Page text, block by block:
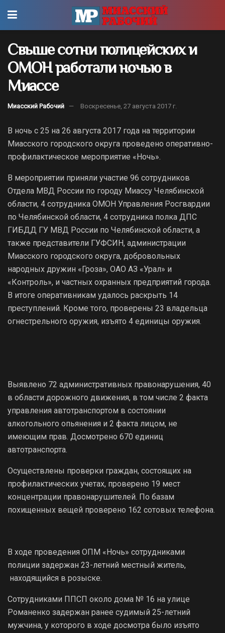
Свыше сотни полицейских и
ОМОН работали ночью в
Миассе
Миасский Рабочий Воскресенье, 27 августа 2017 г.
В ночь с 25 на 26 августа 2017 года на территории
Миасского городского округа проведено оперативно-
профилактическое мероприятие «Ночь».
В мероприятии приняли участие 96 сотрудников
Отдела МВД России по городу Миассу Челябинской
области, 4 сотрудника ОМОН Управления Росгвардии
по Челябинской области, 4 сотрудника полка ДПС
ГИБДД ГУ МВД России по Челябинской области, а
также представители ГУФСИН, администрации
Миасского городского округа, добровольных
народных дружин «Гроза», ОАО АЗ «Урал» и
«Контроль», и частных охранных предприятий города.
В итоге оперативникам удалось раскрыть 14
преступлений. Кроме того, проверены 23 владельца
огнестрельного оружия, изъято 4 единицы оружия.
Выявлено 72 административных правонарушения, 40
в области дорожного движения, в том числе 2 факта
управления автотранспортом в состоянии
алкогольного опьянения и 2 факта лицом, не
имеющим прав. Досмотрено 670 единиц
автотранспорта.
Осуществлены проверки граждан, состоящих на
профилактических учетах, проверено 19 мест
концентрации правонарушителей. По базам
похищенных вещей проверено 162 сотовых телефона.
В ходе проведения ОПМ «Ночь» сотрудниками
полиции задержан 23-летний местный житель,
находящийся в розыске.
Сотрудниками ППСП около дома № 16 на улице
Романенко задержан ранее судимый 25-летний
мужчина, у которого в ходе досмотра было изъято